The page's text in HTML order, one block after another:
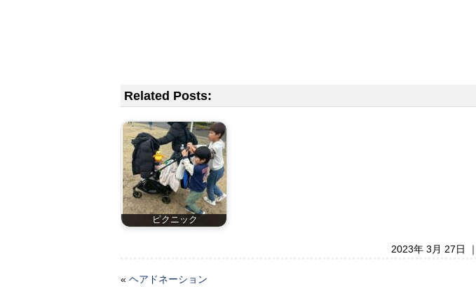
Related Posts:
ピクニック
2023年 3月 27日 ｜
« ヘアドネーション